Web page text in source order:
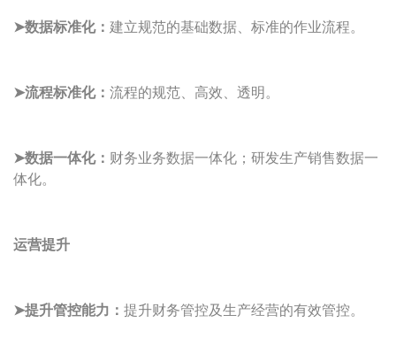
➤数据标准化： 建立规范的基础数据、标准的作业流程。
➤流程标准化： 流程的规范、高效、透明。
➤数据一体化： 财务业务数据一体化；研发生产销售数据一
体化。
运营提升
➤提升管控能力： 提升财务管控及生产经营的有效管控。